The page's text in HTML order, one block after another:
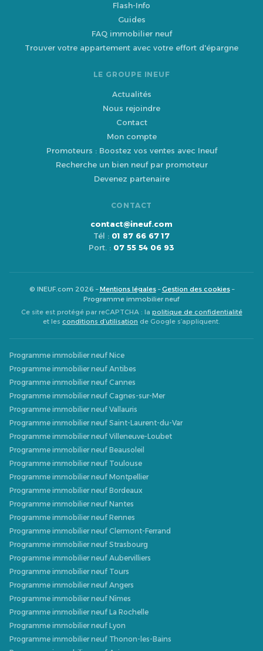
Flash-Info
Guides
FAQ immobilier neuf
Trouver votre appartement avec votre effort d'épargne
LE GROUPE INEUF
Actualités
Nous rejoindre
Contact
Mon compte
Promoteurs : Boostez vos ventes avec Ineuf
Recherche un bien neuf par promoteur
Devenez partenaire
CONTACT
contact@ineuf.com
Tél : 01 87 66 67 17
Port. : 07 55 54 06 93
© INEUF.com 2026 –Mentions légales–Gestion des cookies–
Programme immobilier neuf
Ce site est protégé par reCAPTCHA : la politique de confidentialité
et les conditions d’utilisation de Google s’appliquent.
Programme immobilier neuf Nice
Programme immobilier neuf Antibes
Programme immobilier neuf Cannes
Programme immobilier neuf Cagnes-sur-Mer
Programme immobilier neuf Vallauris
Programme immobilier neuf Saint-Laurent-du-Var
Programme immobilier neuf Villeneuve-Loubet
Programme immobilier neuf Beausoleil
Programme immobilier neuf Toulouse
Programme immobilier neuf Montpellier
Programme immobilier neuf Bordeaux
Programme immobilier neuf Nantes
Programme immobilier neuf Rennes
Programme immobilier neuf Clermont-Ferrand
Programme immobilier neuf Strasbourg
Programme immobilier neuf Aubervilliers
Programme immobilier neuf Tours
Programme immobilier neuf Angers
Programme immobilier neuf Nîmes
Programme immobilier neuf La Rochelle
Programme immobilier neuf Lyon
Programme immobilier neuf Thonon-les-Bains